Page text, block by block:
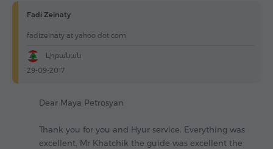
Fadi Zeinaty
fadizeinaty at yahoo dot com
Լիբանան
29-09-2017
Dear Maya Petrosyan
Thank you for you and Hyur service. Everything was
excellent. Mr Khatchik the guide was excellent the